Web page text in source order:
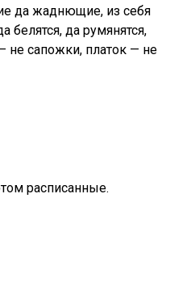
да жаднющие, из себя
да румянятся,
не сапожки, платок — не
расписанные.